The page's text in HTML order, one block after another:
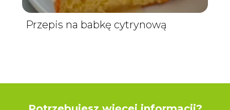
Przepis na babkę cytrynową